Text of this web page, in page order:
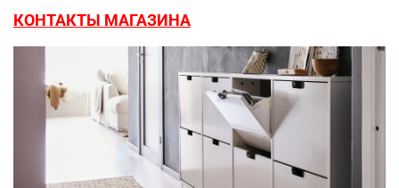
КОНТАКТЫ МАГАЗИНА